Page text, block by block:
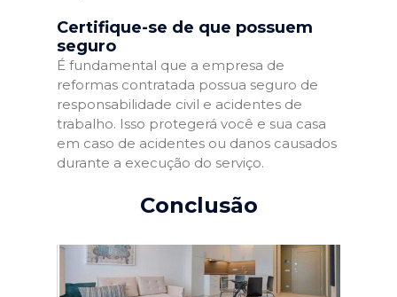
Certifique-se de que possuem
seguro
É fundamental que a empresa de
reformas contratada possua seguro de
responsabilidade civil e acidentes de
trabalho. Isso protegerá você e sua casa
em caso de acidentes ou danos causados
durante a execução do serviço.
Conclusão